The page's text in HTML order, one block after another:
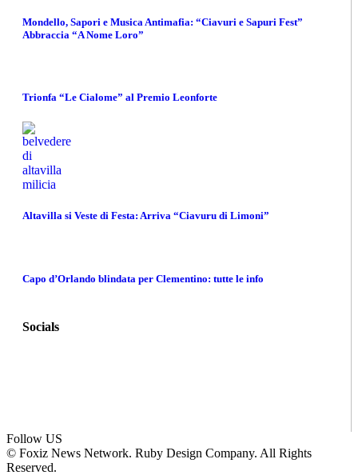
Mondello, Sapori e Musica Antimafia: “Ciavuri e Sapuri Fest”
Abbraccia “A Nome Loro”
Trionfa “Le Cialome” al Premio Leonforte
Altavilla si Veste di Festa: Arriva “Ciavuru di Limoni”
Capo d’Orlando blindata per Clementino: tutte le info
Socials
Follow US
© Foxiz News Network. Ruby Design Company. All Rights
Reserved.